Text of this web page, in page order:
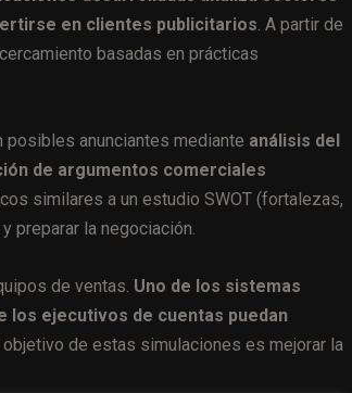
en clientes publicitarios. A partir de
basadas en prácticas
anunciantes mediante análisis del
de argumentos comerciales
similares a un estudio SWOT (fortalezas,
preparar la negociación.
de ventas. Uno de los sistemas
los ejecutivos de cuentas puedan
objetivo de estas simulaciones es mejorar la